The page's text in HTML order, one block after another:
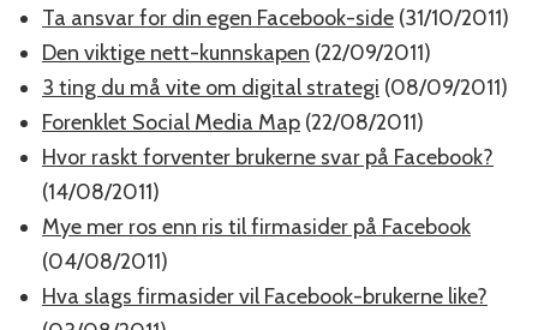
Ta ansvar for din egen Facebook-side (31/10/2011)
Den viktige nett-kunnskapen (22/09/2011)
3 ting du må vite om digital strategi (08/09/2011)
Forenklet Social Media Map (22/08/2011)
Hvor raskt forventer brukerne svar på Facebook?
(14/08/2011)
Mye mer ros enn ris til firmasider på Facebook
(04/08/2011)
Hva slags firmasider vil Facebook-brukerne like?